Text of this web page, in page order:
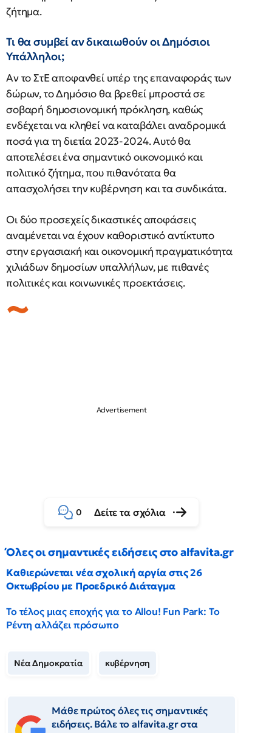
ζήτημα.
Τι θα συμβεί αν δικαιωθούν οι Δημόσιοι
Υπάλληλοι;
Αν το ΣτΕ αποφανθεί υπέρ της επαναφοράς των
δώρων, το Δημόσιο θα βρεθεί μπροστά σε
σοβαρή δημοσιονομική πρόκληση, καθώς
ενδέχεται να κληθεί να καταβάλει αναδρομικά
ποσά για τη διετία 2023-2024. Αυτό θα
αποτελέσει ένα σημαντικό οικονομικό και
πολιτικό ζήτημα, που πιθανότατα θα
απασχολήσει την κυβέρνηση και τα συνδικάτα.
Οι δύο προσεχείς δικαστικές αποφάσεις
αναμένεται να έχουν καθοριστικό αντίκτυπο
στην εργασιακή και οικονομική πραγματικότητα
χιλιάδων δημοσίων υπαλλήλων, με πιθανές
πολιτικές και κοινωνικές προεκτάσεις.
0 Δείτε τα σχόλια
Όλες οι σημαντικές ειδήσεις στο alfavita.gr
Καθιερώνεται νέα σχολική αργία στις 26
Οκτωβρίου με Προεδρικό Διάταγμα
Το τέλος μιας εποχής για το Allou! Fun Park: Το
Ρέντη αλλάζει πρόσωπο
Νέα Δημοκρατία κυβέρνηση
Μάθε πρώτος όλες τις σημαντικές
ειδήσεις. Βάλε το alfavita.gr στα